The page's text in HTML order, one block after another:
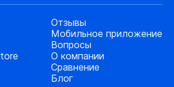
Отзывы
Мобильное приложение
Вопросы
О компании
Сравнение
Блог